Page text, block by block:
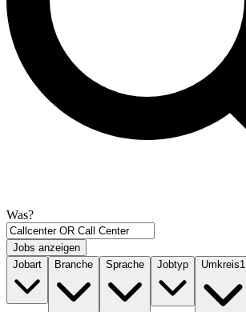
Was?
Jobs anzeigen
Jobart
Branche Sprache Jobtyp Umkreis1